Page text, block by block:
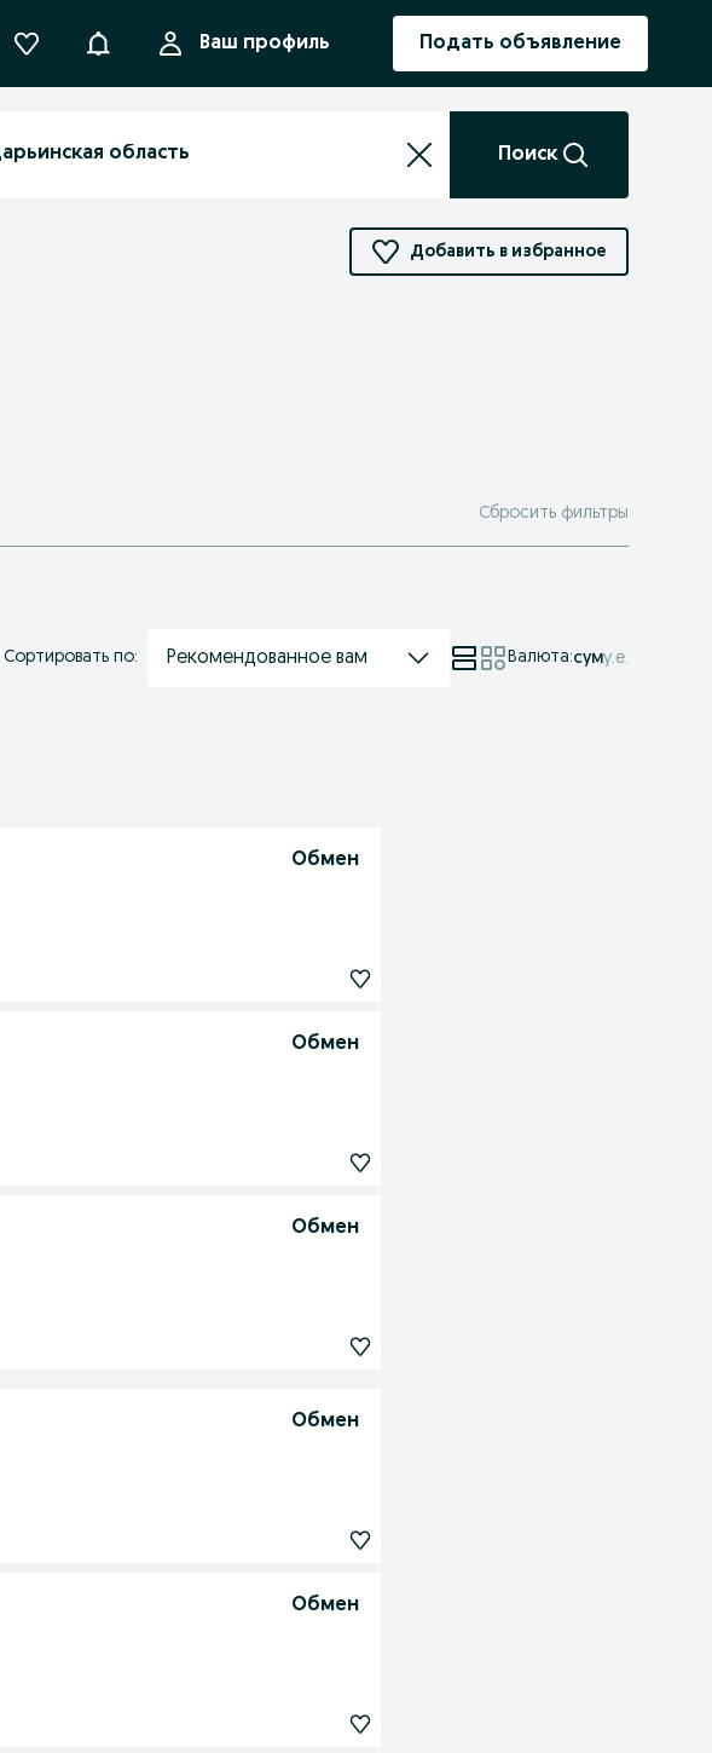
УведомленияВаш профиль Подать объявление
Поиск
Добавить в избранное
Сбросить фильтры
Сортировать по: Рекомендованное вам Валюта:суму.е.
Обмен
Обмен
Обмен
Обмен
Обмен